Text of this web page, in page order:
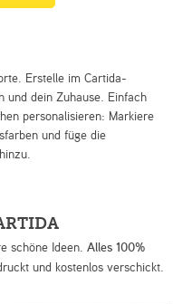
Erstelle im Cartida-
und dein Zuhause. Einfach
personalisieren: Markiere
und füge die
schöne Ideen. Alles 100%
und kostenlos verschickt.